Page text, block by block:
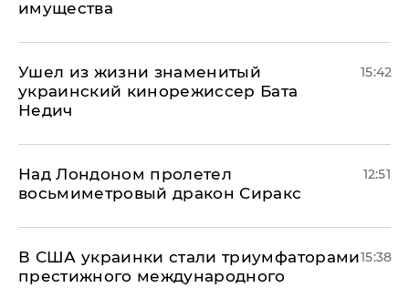
имущества
Ушел из жизни знаменитый
украинский кинорежиссер Бата
Недич
15:42
Над Лондоном пролетел
восьмиметровый дракон Сиракс
12:51
В США украинки стали триумфаторами
престижного международного
15:38